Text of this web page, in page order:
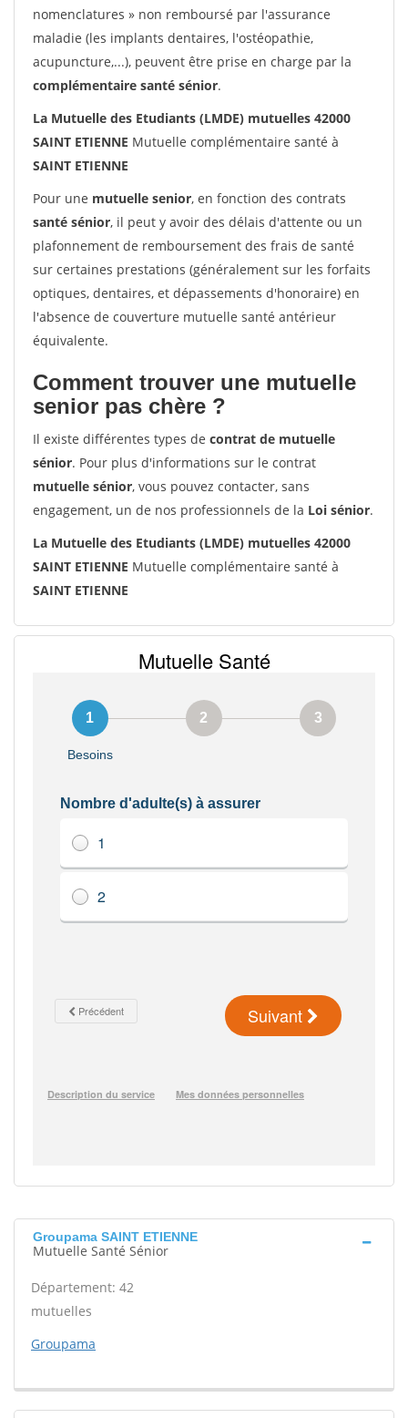
nomenclatures » non remboursé par l'assurance
maladie (les implants dentaires, l'ostéopathie,
acupuncture,...), peuvent être prise en charge par la
complémentaire santé sénior.
La Mutuelle des Etudiants (LMDE) mutuelles 42000
SAINT ETIENNE Mutuelle complémentaire santé à
SAINT ETIENNE
Pour une mutuelle senior, en fonction des contrats
santé sénior, il peut y avoir des délais d'attente ou un
plafonnement de remboursement des frais de santé
sur certaines prestations (généralement sur les forfaits
optiques, dentaires, et dépassements d'honoraire) en
l'absence de couverture mutuelle santé antérieur
équivalente.
Comment trouver une mutuelle
senior pas chère ?
Il existe différentes types de contrat de mutuelle
sénior. Pour plus d'informations sur le contrat
mutuelle sénior, vous pouvez contacter, sans
engagement, un de nos professionnels de la Loi sénior.
La Mutuelle des Etudiants (LMDE) mutuelles 42000
SAINT ETIENNE Mutuelle complémentaire santé à
SAINT ETIENNE
Groupama SAINT ETIENNE
Mutuelle Santé Sénior
Département: 42
mutuelles
Groupama